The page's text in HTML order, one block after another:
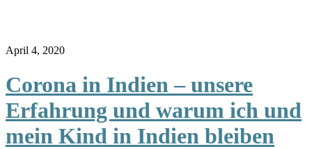
April 4, 2020
Corona in Indien – unsere
Erfahrung und warum ich und
mein Kind in Indien bleiben